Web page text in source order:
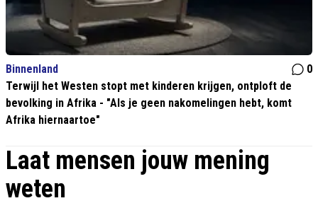
Binnenland
0
Terwijl het Westen stopt met kinderen krijgen, ontploft de
bevolking in Afrika - "Als je geen nakomelingen hebt, komt
Afrika hiernaartoe"
Laat mensen jouw mening
weten